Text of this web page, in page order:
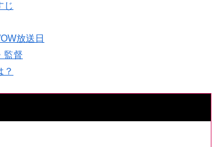
じ
放送日
監督
？